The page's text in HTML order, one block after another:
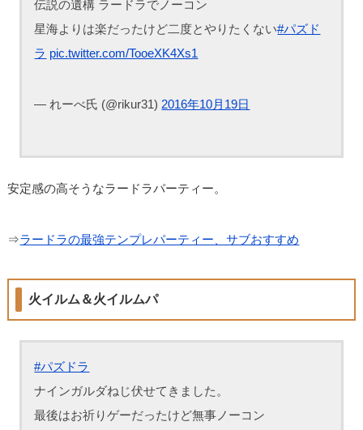
伝説の遺構 ラードラでノーコン
星海よりは楽だったけど二度とやりたくない#パズド
ラ pic.twitter.com/TooeXK4Xs1
— れーべ氏 (@rikur31) 2016年10月19日
安定感の高そうなラードラパーティー。
⇒ラードラの最強テンプレパーティー、サブおすすめ
火イルム＆火イルムパ
#パズドラ
ナインガルダねじ伏せてきました。
最後はお祈りゲーだったけど無事ノーコン